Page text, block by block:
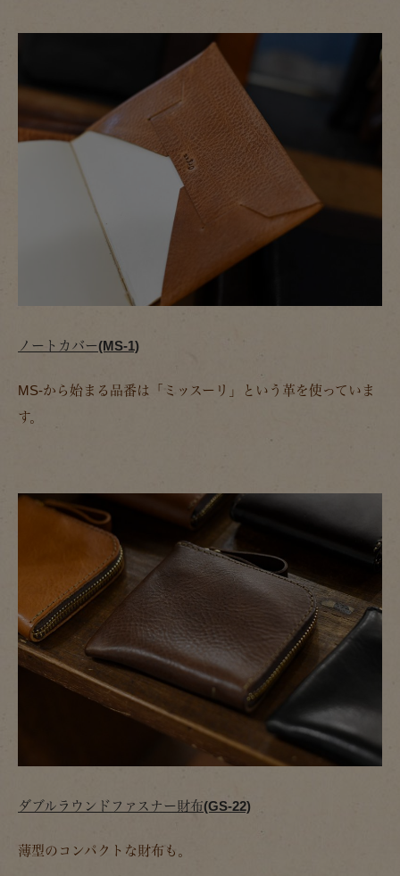
ノートカバー(MS-1)
MS-から始まる品番は「ミッスーリ」という革を使っていま
す。
ダブルラウンドファスナー財布(GS-22)
薄型のコンパクトな財布も。